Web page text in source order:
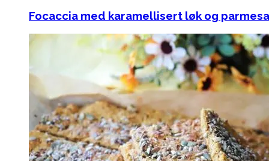
Focaccia med karamellisert løk og